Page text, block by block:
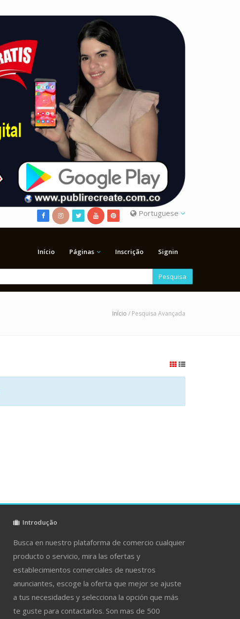
Portuguese
Início Páginas Inscrição Signin
Pesquisa
Início / Pesquisa Avançada
Introdução
Busca en nuestro plataforma de comercio cualquier
producto o servicio, mira las ofertas y
establecimientos comerciales de nuestros
anunciantes, escoge la oferta que mejor se ajuste
a tus necesidades y selecciona la opción que más
te guste para contactarlos. Son mas de 500